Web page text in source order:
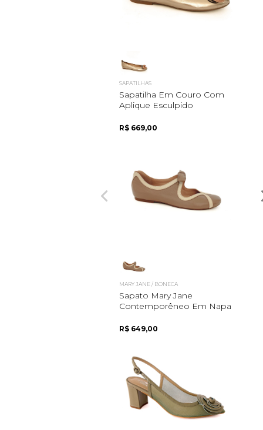
SAPATILHAS
Sapatilha Em Couro Com
Aplique Esculpido
R$ 669,00
MARY JANE / BONECA
Sapato Mary Jane
Contemporêneo Em Napa
R$ 649,00